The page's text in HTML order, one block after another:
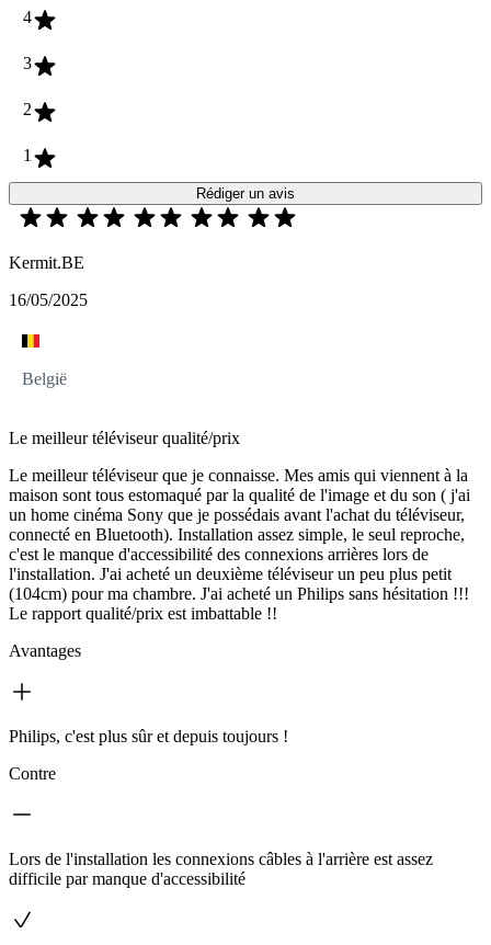
4
3
2
1
Rédiger un avis
Kermit.BE
16/05/2025
België
Le meilleur téléviseur qualité/prix
Le meilleur téléviseur que je connaisse. Mes amis qui viennent à la
maison sont tous estomaqué par la qualité de l'image et du son ( j'ai
un home cinéma Sony que je possédais avant l'achat du téléviseur,
connecté en Bluetooth). Installation assez simple, le seul reproche,
c'est le manque d'accessibilité des connexions arrières lors de
l'installation. J'ai acheté un deuxième téléviseur un peu plus petit
(104cm) pour ma chambre. J'ai acheté un Philips sans hésitation !!!
Le rapport qualité/prix est imbattable !!
Avantages
Philips, c'est plus sûr et depuis toujours !
Contre
Lors de l'installation les connexions câbles à l'arrière est assez
difficile par manque d'accessibilité